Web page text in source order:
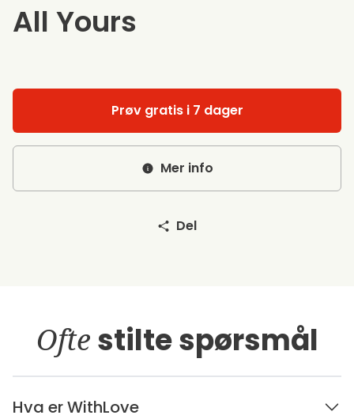
All Yours
Prøv gratis i 7 dager
Mer info
Del
Ofte stilte spørsmål
Hva er WithLove